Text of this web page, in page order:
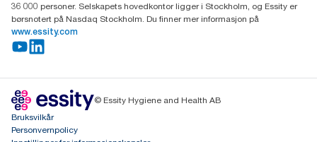
36 000 personer. Selskapets hovedkontor ligger i Stockholm, og Essity er
børsnotert på Nasdaq Stockholm. Du finner mer informasjon på
www.essity.com
© Essity Hygiene and Health AB
Bruksvilkår
Personvernpolicy